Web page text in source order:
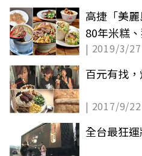
高捷「美
80年米糕
肉乾麵
| 2019/3/
百元有找
| 2017/9/
全台最狂